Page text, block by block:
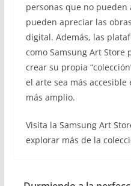
personas que no pueden
pueden apreciar las
digital. Además, las
como Samsung Art
crear su propia
el arte sea más
más amplio.
Visita la Samsung Art
explorar más de la